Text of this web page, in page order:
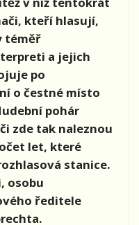
kteří hlasují,
téměř
a jejich
po
o čestné místo
pohár
zde tak naleznou
let, které
stanice.
osobu
ředitele